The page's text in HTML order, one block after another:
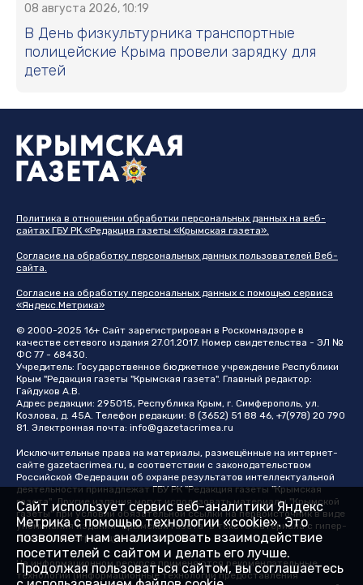
08 августа 2026, 10:19
В День физкультурника транспортные
полицейские Крыма провели зарядку для
детей
Политика в отношении обработки персональных данных на веб-
сайтах ГБУ РК «Редакция газеты «Крымская газета».
Согласие на обработку персональных данных пользователей Веб-
сайта.
Согласие на обработку персональных данных с помощью сервиса
«Яндекс.Метрика»
© 2000-2025 16+ Сайт зарегистрирован в Роскомнадзоре в
качестве сетевого издания 27.01.2017. Номер свидетельства - ЭЛ №
ФС 77 - 68430.
Учредитель: Государственное бюджетное учреждение Республики
Крым "Редакция газеты "Крымская газета". Главный редактор:
Гайдуков А.В.
Адрес редакции: 295015, Республика Крым, г. Симферополь, ул.
Козлова, д. 45А. Телефон редакции: 8 (3652) 51 88 46, +7(978) 20 790
81. Электронная почта: info@gazetacrimea.ru
Исключительные права на материалы, размещённые на интернет-
сайте gazetacrimea.ru, в соответствии с законодательством
Российской Федерации об охране результатов интеллектуальной
деятельности принадлежат ГБУ РК "Редакция газеты "Крымская
газета". Другие издания могут использовать материалы "Крымской
газеты" при условии обязательной ссылки на первоисточник в виде
упоминания издания "Крымская газета" в тексте материала с гипер-
ссылкой на страницу-первоисточник
На информационном ресурсе применяются рекомендательные
технологии (информационные технологии предоставления
Сайт использует сервис веб-аналитики Яндекс
Метрика с помощью технологии «cookie». Это
позволяет нам анализировать взаимодействие
посетителей с сайтом и делать его лучше.
Продолжая пользоваться сайтом, вы соглашаетесь